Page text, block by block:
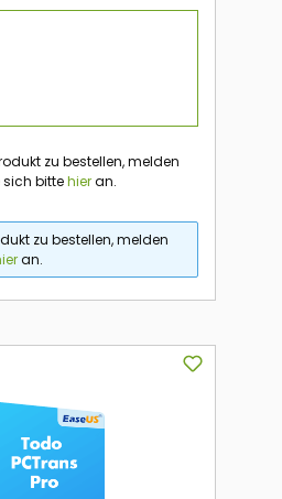
zu bestellen, melden
sich bittehieran.
zu bestellen, melden
an.